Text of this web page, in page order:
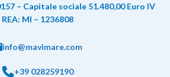
– Capitale sociale 51.480,00 Euro IV
REA: MI – 1236808
info@mavimare.com
+39 028259190